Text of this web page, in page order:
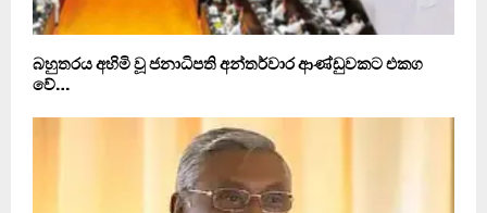
බහුතරය අහිමි වූ ජනාධිපති අන්තර්වාර ආණ්ඩුවකට එකග
වේ…